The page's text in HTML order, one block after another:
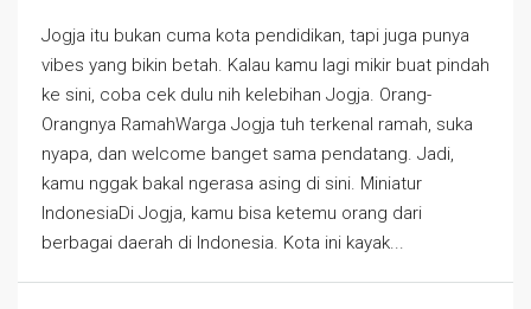
Jogja itu bukan cuma kota pendidikan, tapi juga punya
vibes yang bikin betah. Kalau kamu lagi mikir buat pindah
ke sini, coba cek dulu nih kelebihan Jogja. Orang-
Orangnya RamahWarga Jogja tuh terkenal ramah, suka
nyapa, dan welcome banget sama pendatang. Jadi,
kamu nggak bakal ngerasa asing di sini. Miniatur
IndonesiaDi Jogja, kamu bisa ketemu orang dari
berbagai daerah di Indonesia. Kota ini kayak...